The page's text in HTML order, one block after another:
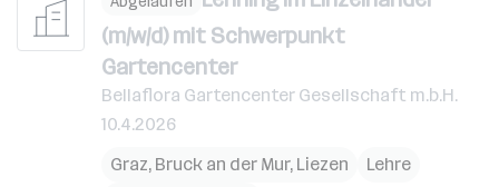
(m/w/d) mit Schwerpunkt
Gartencenter
Bellaflora Gartencenter Gesellschaft m.b.H.
10.4.2026
Graz, Bruck an der Mur, Liezen
Lehre